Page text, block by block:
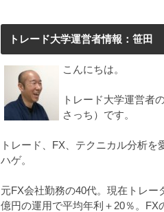
トレード大学運営者情報：笹田
こんにちは。
トレード大学運営者
さっち）です。
トレード、FX、テクニカル分析を
ハゲ。
元FX会社勤務の40代。現在トレー
億円の運用で平均年利＋20％。FX